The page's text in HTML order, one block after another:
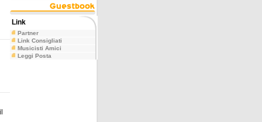
Link
Partner
Link Consigliati
Musicisti Amici
Leggi Posta